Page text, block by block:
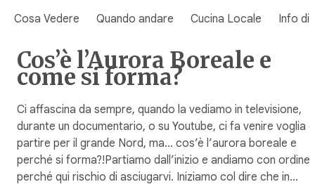
Cosa Vedere Quando andare Cucina Locale Info di
Cos’è l’Aurora Boreale e
come si forma?
Ci affascina da sempre, quando la vediamo in televisione,
durante un documentario, o su Youtube, ci fa venire voglia
partire per il grande Nord, ma… cos’è l’aurora boreale e
perché si forma?!Partiamo dall’inizio e andiamo con ordine,
perché qui rischio di asciugarvi. Iniziamo col dire che in…